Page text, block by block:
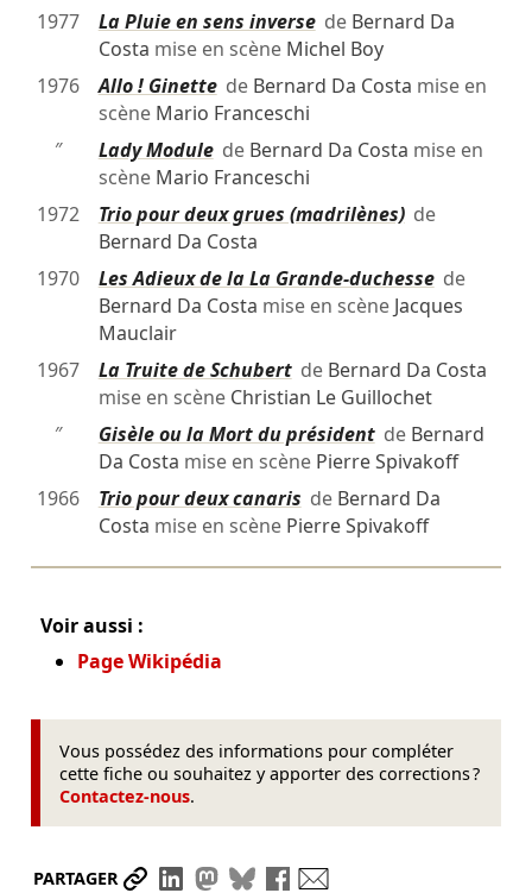
1977
La Pluie en sens inversede Bernard Da
Costa mise en scène Michel Boy
1976
Allo ! Ginettede Bernard Da Costa mise en
scène Mario Franceschi
″
Lady Modulede Bernard Da Costa mise en
scène Mario Franceschi
1972
Trio pour deux grues (madrilènes)de
Bernard Da Costa
1970
Les Adieux de la La Grande-duchessede
Bernard Da Costa mise en scène Jacques
Mauclair
1967
La Truite de Schubertde Bernard Da Costa
mise en scène Christian Le Guillochet
″
Gisèle ou la Mort du présidentde Bernard
Da Costa mise en scène Pierre Spivakoff
1966
Trio pour deux canaris de Bernard Da
Costa mise en scène Pierre Spivakoff
Voir aussi :
Page Wikipédia
Vous possédez des informations pour compléter
cette fiche ou souhaitez y apporter des corrections ?
Contactez-nous.
PARTAGER Partager le lien
Partager sur LinkedIn
Partager sur Mastodon
Partager sur Bluesky
Partager sur Facebook